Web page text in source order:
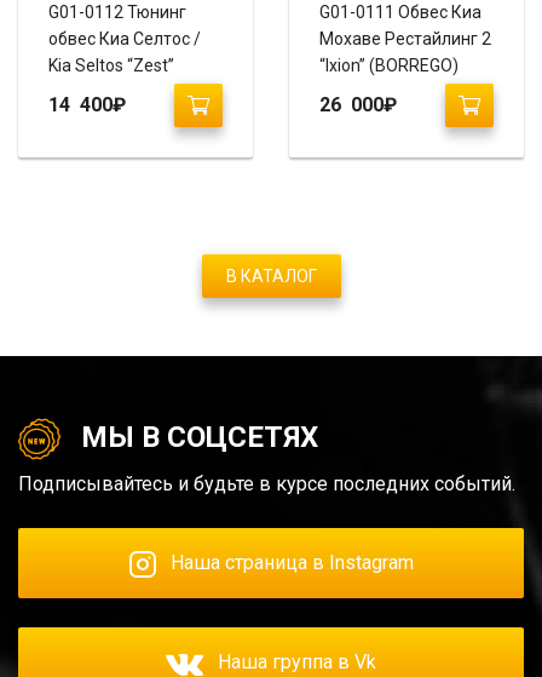
G01-0112 Тюнинг
обвес Киа Селтос /
Kia Seltos “Zest”
14 400₽
G01-0111 Обвес Киа
Мохаве Рестайлинг 2
“Ixion” (BORREGO)
26 000₽
В КАТАЛОГ
МЫ В СОЦСЕТЯХ
Подписывайтесь и будьте в курсе последних событий.
Наша страница в Instagram
Наша группа в Vk